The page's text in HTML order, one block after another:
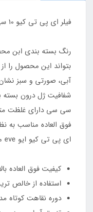
فیلر ای پی تی کیو 10 سی سی
رنگ بسته بندی ابن
بتواند این محصول را
آبی، صورتی و سبز
سی سی دارای غلظت
فوق العاده مناسب به
ای پی تی کیو ایو eve میتوان به موارد زیر اشاره کرد:
کیفیت فوق العاده
استفاده از خالص
دوره نقاهت کوتاه